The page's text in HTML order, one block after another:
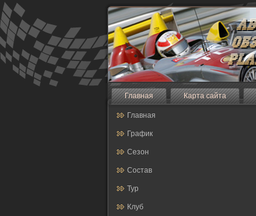
Главная Карта сайта
Главная
График
Сезон
Состав
Тур
Клуб